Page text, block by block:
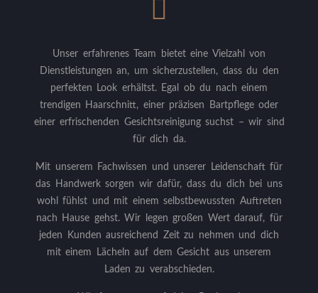
Unser erfahrenes Team bietet eine Vielzahl von
Dienstleistungen an, um sicherzustellen, dass du den
perfekten Look erhältst. Egal ob du nach einem
trendigen Haarschnitt, einer präzisen Bartpflege oder
einer erfrischenden Gesichtsreinigung suchst – wir sind
für dich da.
Mit unserem Fachwissen und unserer Leidenschaft für
das Handwerk sorgen wir dafür, dass du dich bei uns
wohl fühlst und mit einem selbstbewussten Auftreten
nach Hause gehst. Wir legen großen Wert darauf, für
jeden Kunden ausreichend Zeit zu nehmen und dich
mit einem Lächeln auf dem Gesicht aus unserem
Laden zu verabschieden.